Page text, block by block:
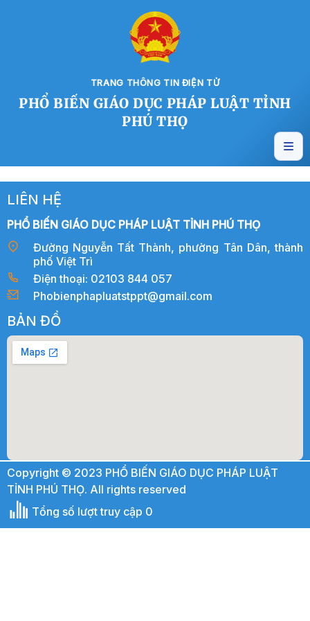
TRANG THÔNG TIN ĐIỆN TỬ
PHỔ BIẾN GIÁO DỤC PHÁP LUẬT TỈNH
PHÚ THỌ
LIÊN HỆ
PHỔ BIẾN GIÁO DỤC PHÁP LUẬT TỈNH PHÚ THỌ
Đường Nguyễn Tất Thành, phường Tân Dân, thành
phố Việt Trì
Điện thoại: 02103 844 057
Phobienphapluatstppt@gmail.com
BẢN ĐỒ
Copyright © 2023 PHỔ BIẾN GIÁO DỤC PHÁP LUẬT
TỈNH PHÚ THỌ. All rights reserved
Tổng số lượt truy cập 0